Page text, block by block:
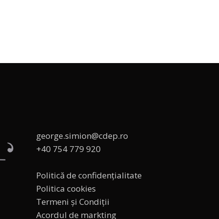
george.simion@cdep.ro
+40 754 779 920
Politică de confidențialitate
Politica cookies
Termeni și Condiții
Acordul de markting